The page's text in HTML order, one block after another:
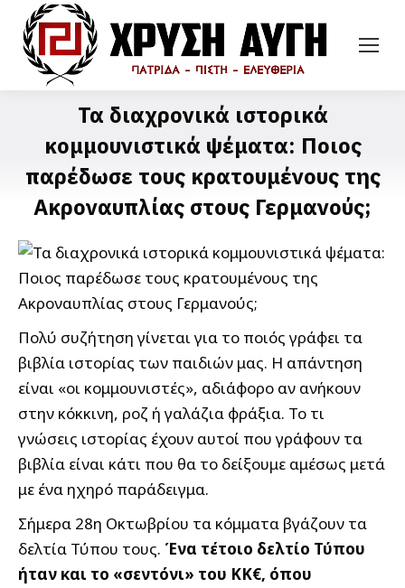
Τα διαχρονικά ιστορικά
κομμουνιστικά ψέματα: Ποιος
παρέδωσε τους κρατουμένους της
Ακροναυπλίας στους Γερμανούς;
Πολύ συζήτηση γίνεται για το ποιός γράφει τα
βιβλία ιστορίας των παιδιών μας. Η απάντηση
είναι «οι κομμουνιστές», αδιάφορο αν ανήκουν
στην κόκκινη, ροζ ή γαλάζια φράξια. Το τι
γνώσεις ιστορίας έχουν αυτοί που γράφουν τα
βιβλία είναι κάτι που θα το δείξουμε αμέσως μετά
με ένα ηχηρό παράδειγμα.
Σήμερα 28η Οκτωβρίου τα κόμματα βγάζουν τα
δελτία Τύπου τους. Ένα τέτοιο δελτίο Τύπου
ήταν και το «σεντόνι» του ΚΚ€, όπου